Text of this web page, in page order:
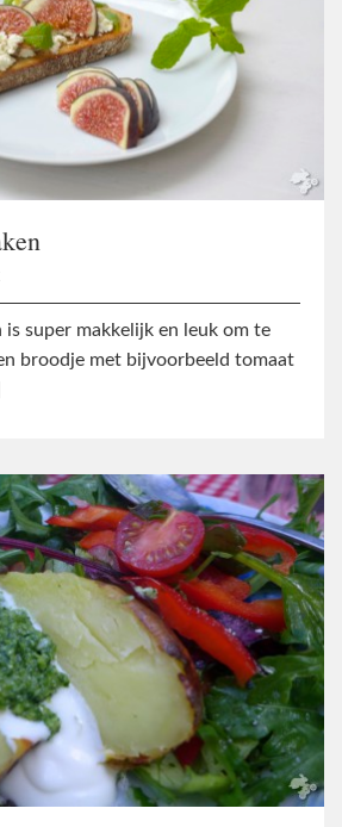
super makkelijk en leuk om te
broodje met bijvoorbeeld tomaat